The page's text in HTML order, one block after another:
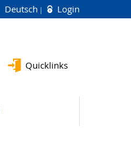
Deutsch Login
Quicklinks